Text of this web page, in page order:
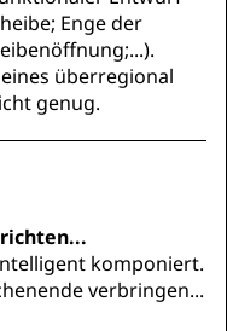
Enge der
überregional
genug.
komponiert.
verbringen...